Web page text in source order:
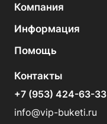
Компания
Информация
Помощь
Контакты
+7 (953) 424-63-33
info@vip-buketi.ru